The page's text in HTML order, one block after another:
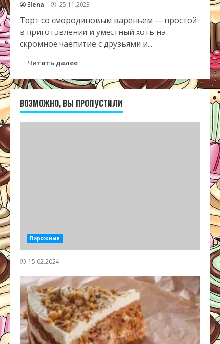
Elena 25.11.2023
Торт со смородиновым вареньем — простой
в приготовлении и уместный хоть на
скромное чаепитие с друзьями и...
Читать далее
ВОЗМОЖНО, ВЫ ПРОПУСТИЛИ
Пирожные
15.02.2024